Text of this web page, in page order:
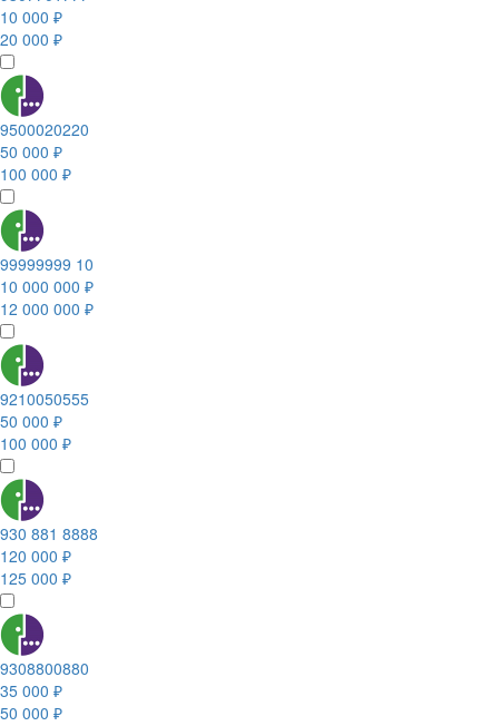
10 000 ₽
20 000 ₽
9500020220
50 000 ₽
100 000 ₽
99999999 10
10 000 000 ₽
12 000 000 ₽
9210050555
50 000 ₽
100 000 ₽
930 881 8888
120 000 ₽
125 000 ₽
9308800880
35 000 ₽
50 000 ₽